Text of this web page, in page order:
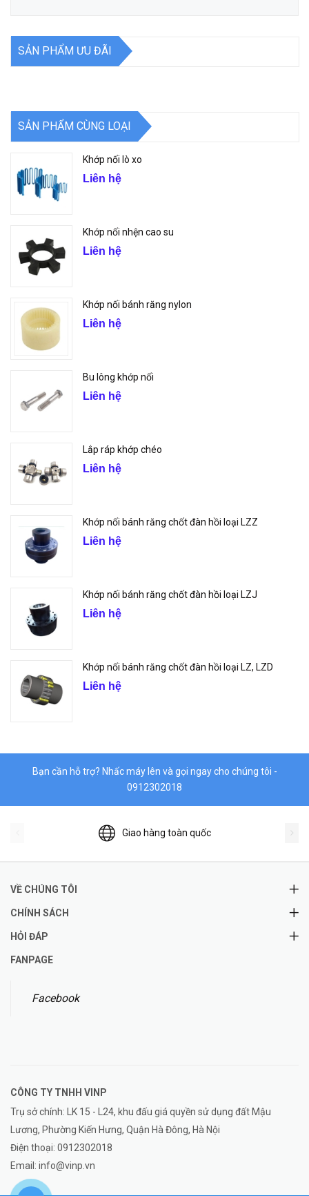
SẢN PHẨM ƯU ĐÃI
SẢN PHẨM CÙNG LOẠI
Khớp nối lò xo
Liên hệ
Khớp nối nhện cao su
Liên hệ
Khớp nối bánh răng nylon
Liên hệ
Bu lông khớp nối
Liên hệ
Lắp ráp khớp chéo
Liên hệ
Khớp nối bánh răng chốt đàn hồi loại LZZ
Liên hệ
Khớp nối bánh răng chốt đàn hồi loại LZJ
Liên hệ
Khớp nối bánh răng chốt đàn hồi loại LZ, LZD
Liên hệ
Bạn cần hỗ trợ? Nhấc máy lên và gọi ngay cho chúng tôi -
0912302018
Giao hàng toàn quốc
VỀ CHÚNG TÔI
CHÍNH SÁCH
HỎI ĐÁP
FANPAGE
Facebook
CÔNG TY TNHH VINP
Trụ sở chính: LK 15 - L24, khu đấu giá quyền sử dụng đất Mậu
Lương, Phường Kiến Hưng, Quận Hà Đông, Hà Nội
Điện thoại: 0912302018
Email: info@vinp.vn